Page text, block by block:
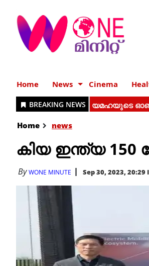
Home News Cinema
Home news
കിയ ഇന്ത്യ 150
ByWONE MINUTE Sep 30, 2023, 20:29